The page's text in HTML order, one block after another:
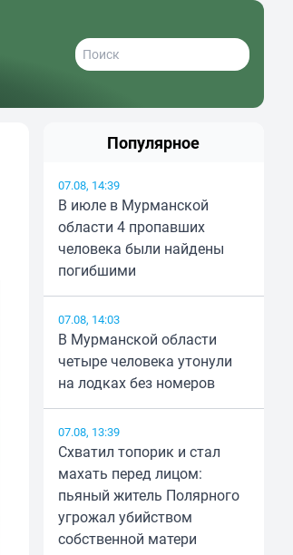
Популярное
07.08, 14:39
В июле в Мурманской
области 4 пропавших
человека были найдены
погибшими
07.08, 14:03
В Мурманской области
четыре человека утонули
на лодках без номеров
07.08, 13:39
Схватил топорик и стал
махать перед лицом:
пьяный житель Полярного
угрожал убийством
собственной матери